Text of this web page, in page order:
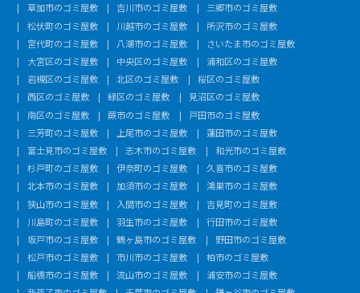
草加市のゴミ屋敷
吉川市のゴミ屋敷
三郷市のゴミ屋敷
松伏町のゴミ屋敷
川越市のゴミ屋敷
所沢市のゴミ屋敷
宮代町のゴミ屋敷
八潮市のゴミ屋敷
さいたま市のゴミ屋敷
大宮区のゴミ屋敷
中央区のゴミ屋敷
浦和区のゴミ屋敷
岩槻区のゴミ屋敷
北区のゴミ屋敷
桜区のゴミ屋敷
西区のゴミ屋敷
緑区のゴミ屋敷
見沼区のゴミ屋敷
南区のゴミ屋敷
蕨市のゴミ屋敷
戸田市のゴミ屋敷
三芳町のゴミ屋敷
上尾市のゴミ屋敷
蓮田市のゴミ屋敷
富士見市のゴミ屋敷
志木市のゴミ屋敷
和光市のゴミ屋敷
杉戸町のゴミ屋敷
伊奈町のゴミ屋敷
久喜市のゴミ屋敷
北本市のゴミ屋敷
加須市のゴミ屋敷
鴻巣市のゴミ屋敷
狭山市のゴミ屋敷
入間市のゴミ屋敷
吉見町のゴミ屋敷
川島町のゴミ屋敷
羽生市のゴミ屋敷
行田市のゴミ屋敷
坂戸市のゴミ屋敷
鶴ヶ島市のゴミ屋敷
野田市のゴミ屋敷
松戸市のゴミ屋敷
市川市のゴミ屋敷
柏市のゴミ屋敷
船橋市のゴミ屋敷
流山市のゴミ屋敷
浦安市のゴミ屋敷